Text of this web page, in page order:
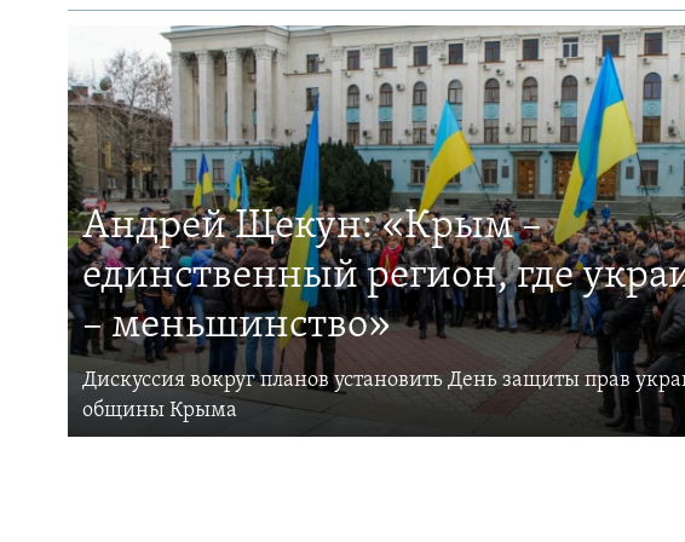
Андрей Щекун: «Крым –
единственный регион, где
– меньшинство»
Дискуссия вокруг планов установить День защиты прав
общины Крыма